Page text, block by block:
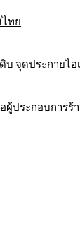
ทย
จุดประกายไ
ผู้ประกอบการร้